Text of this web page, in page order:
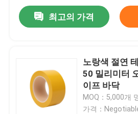
제품 소개
크라프트 지 접착 테이프
PET 접착 테이프
최고의 가격
노랑색 절연
50 밀리미터
이프 바닥
MOQ：5,000개
가격：